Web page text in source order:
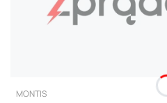
PRODUCENT
MONTIS